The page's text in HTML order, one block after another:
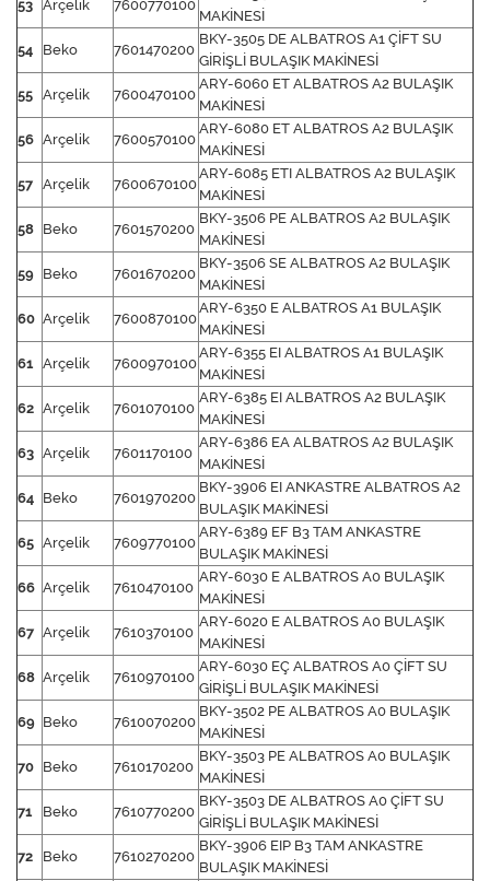
53 Arçelik 7600770100
MAKİNESİ
54 Beko 7601470200
BKY-3505 DE ALBATROS A1 ÇİFT SU
GİRİŞLİ BULAŞIK MAKİNESİ
55 Arçelik 7600470100
ARY-6060 ET ALBATROS A2 BULAŞIK
MAKİNESİ
56 Arçelik 7600570100
ARY-6080 ET ALBATROS A2 BULAŞIK
MAKİNESİ
57 Arçelik 7600670100
ARY-6085 ETI ALBATROS A2 BULAŞIK
MAKİNESİ
58 Beko 7601570200
BKY-3506 PE ALBATROS A2 BULAŞIK
MAKİNESİ
59 Beko 7601670200
BKY-3506 SE ALBATROS A2 BULAŞIK
MAKİNESİ
60 Arçelik 7600870100
ARY-6350 E ALBATROS A1 BULAŞIK
MAKİNESİ
61 Arçelik 7600970100
ARY-6355 EI ALBATROS A1 BULAŞIK
MAKİNESİ
62 Arçelik 7601070100
ARY-6385 EI ALBATROS A2 BULAŞIK
MAKİNESİ
63 Arçelik 7601170100
ARY-6386 EA ALBATROS A2 BULAŞIK
MAKİNESİ
64 Beko 7601970200
BKY-3906 EI ANKASTRE ALBATROS A2
BULAŞIK MAKİNESİ
65 Arçelik 7609770100
ARY-6389 EF B3 TAM ANKASTRE
BULAŞIK MAKİNESİ
66 Arçelik 7610470100
ARY-6030 E ALBATROS A0 BULAŞIK
MAKİNESİ
67 Arçelik 7610370100
ARY-6020 E ALBATROS A0 BULAŞIK
MAKİNESİ
68 Arçelik 7610970100
ARY-6030 EÇ ALBATROS A0 ÇİFT SU
GİRİŞLİ BULAŞIK MAKİNESİ
69 Beko 7610070200
BKY-3502 PE ALBATROS A0 BULAŞIK
MAKİNESİ
70 Beko 7610170200
BKY-3503 PE ALBATROS A0 BULAŞIK
MAKİNESİ
71 Beko 7610770200
BKY-3503 DE ALBATROS A0 ÇİFT SU
GİRİŞLİ BULAŞIK MAKİNESİ
72 Beko 7610270200
BKY-3906 EIP B3 TAM ANKASTRE
BULAŞIK MAKİNESİ